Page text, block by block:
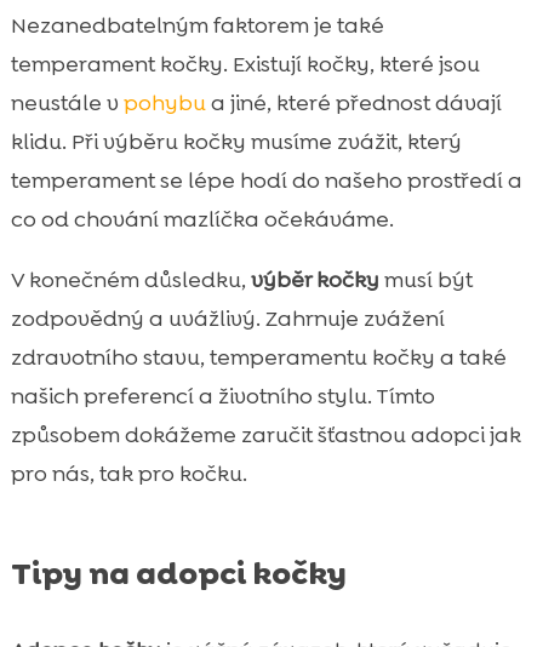
Nezanedbatelným faktorem je také
temperament kočky. Existují kočky, které jsou
neustále v pohybua jiné, které přednost dávají
klidu. Při výběru kočky musíme zvážit, který
temperament se lépe hodí do našeho prostředí a
co od chování mazlíčka očekáváme.
V konečném důsledku, výběr kočky musí být
zodpovědný a uvážlivý. Zahrnuje zvážení
zdravotního stavu, temperamentu kočky a také
našich preferencí a životního stylu. Tímto
způsobem dokážeme zaručit šťastnou adopci jak
pro nás, tak pro kočku.
Tipy na adopci kočky